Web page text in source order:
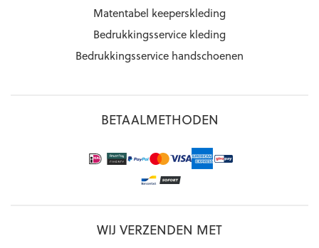
Matentabel keeperskleding
Bedrukkingsservice kleding
Bedrukkingsservice handschoenen
BETAALMETHODEN
WIJ VERZENDEN MET